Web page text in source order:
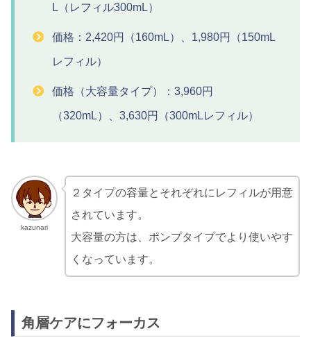
L（レフィル300mL）
価格：2,420円（160mL）、1,980円（150mL
レフィル）
価格（大容量タイプ）：3,960円
（320mL）、3,630円（300mLレフィル）
kazunari
２タイプの容量とそれぞれにレフィルが用意
されています。
大容量の方は、ポンプタイプでより使いやす
くなっています。
角層ケアにフォーカス